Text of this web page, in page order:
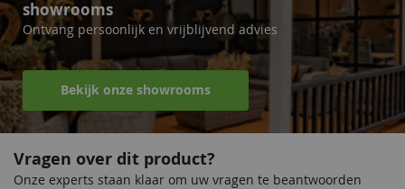
showrooms
Ontvang persoonlijk en vrijblijvend advies
Bekijk onze showrooms
Vragen over dit product?
Onze experts staan klaar om uw vragen te beantwoorden